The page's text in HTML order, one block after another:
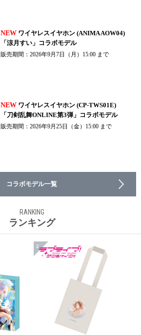
NEWワイヤレスイヤホン (ANIMA AOW04)
「涼月すい」コラボモデル
販売期間：2026年9月7日（月）15:00 まで
NEWワイヤレスイヤホン (CP-TWS01E)
「刀剣乱舞ONLINE第3弾」コラボモデル
販売期間：2026年9月25日（金）15:00 まで
コラボモデル一覧
RANKING
ランキング
2